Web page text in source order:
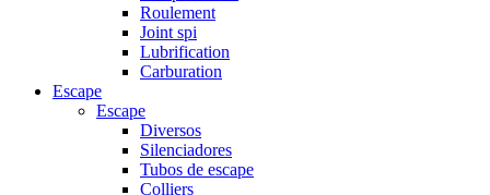
Roulement
Joint spi
Lubrification
Carburation
Escape
Escape
Diversos
Silenciadores
Tubos de escape
Colliers